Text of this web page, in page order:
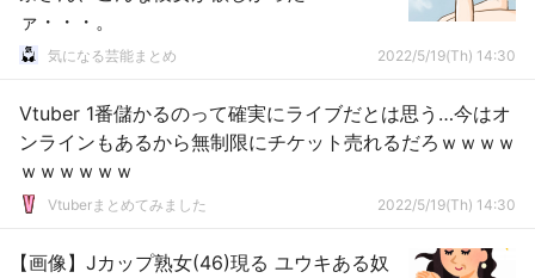
ァ・・・。
気になる芸能まとめ 2022/5/19(Th) 14:30
Vtuber 1番儲かるのって確実にライブだとは思う…今はオ
ンラインもあるから無制限にチケット売れるだろｗｗｗｗ
ｗｗｗｗｗｗ
Vtuberまとめてみました 2022/5/19(Th) 14:30
【画像】Jカップ熟女(46)現る ユウキある奴